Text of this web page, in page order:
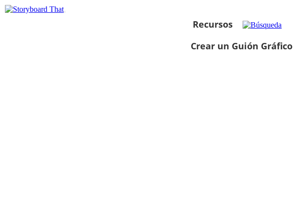
Recursos
Crear un Guión Gráfico